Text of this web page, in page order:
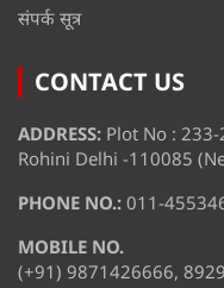
संपर्क सूत्र
CONTACT US
ADDRESS: Plot No :
Rohini Delhi -110085
PHONE NO.: 011-
MOBILE NO.
(+91) 9871426666,